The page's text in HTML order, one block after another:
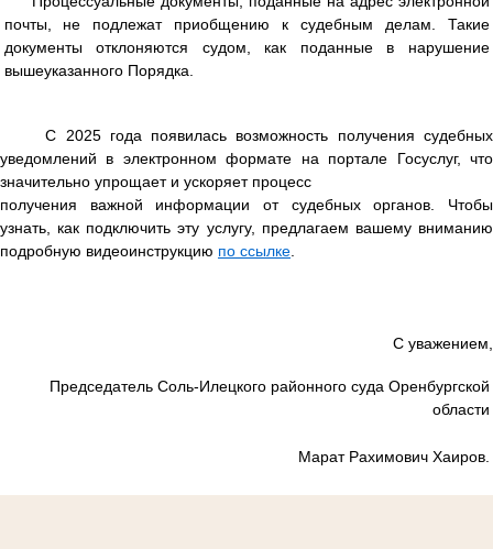
почты, не подлежат приобщению к судебным делам. Такие
документы отклоняются судом, как поданные в нарушение
вышеуказанного Порядка.
С 2025 года появилась возможность получения судебных
уведомлений в электронном формате на портале Госуслуг, что
значительно упрощает и ускоряет процесс
получения важной информации от судебных органов. Чтобы
узнать, как подключить эту услугу, предлагаем вашему вниманию
подробную видеоинструкцию по ссылке
С уважением,
Председатель Соль-Илецкого районного суда Оренбургской
области
Марат Рахимович Хаиров.